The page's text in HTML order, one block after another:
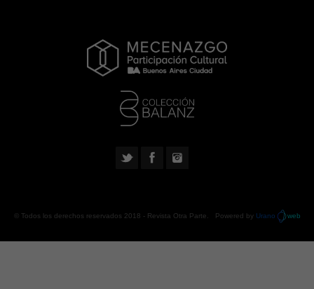
© Todos los derechos reservados 2018 - Revista Otra Parte . Powered by Urano web